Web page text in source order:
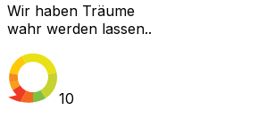
Wir haben Träume
wahr werden lassen..
10